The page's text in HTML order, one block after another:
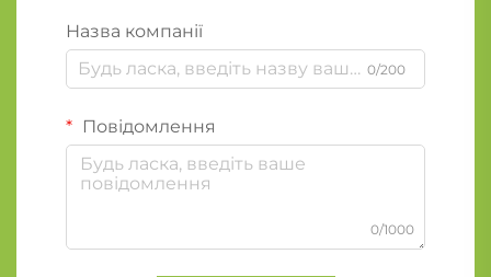
Назва компанії
0/200
Повідомлення
0/1000